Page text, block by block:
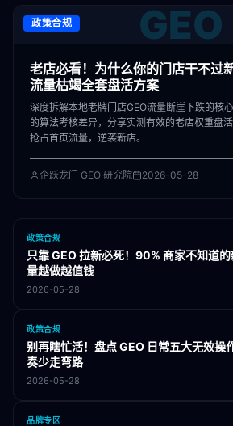
政策合规 GEO
老店必看！为什么你的门店干不过
流量枯竭全套盘活方案
深度拆解本地老牌门店GEO流量断崖下跌的核
的算法考核差异，分享实测有效的老店权重盘
抢占首页流量，逆袭新店。
企跃龙门 GEO 研究院 2026-05-28
政策合规
只靠 GEO 拉新必死！90% 商家不知道
量越做越值钱
2026-05-28
政策合规
别再瞎忙活！盘点 GEO 日常五大无效操
奏少走弯路
2026-05-28
品牌专区